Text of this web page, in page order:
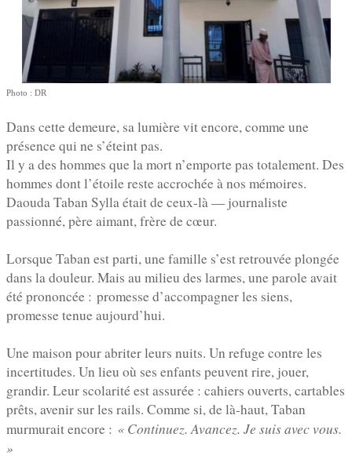
Photo : DR
Dans cette demeure, sa lumière vit encore, comme une
présence qui ne s’éteint pas.
Il y a des hommes que la mort n’emporte pas totalement. Des
hommes dont l’étoile reste accrochée à nos mémoires.
Daouda Taban Sylla était de ceux-là — journaliste
passionné, père aimant, frère de cœur.
Lorsque Taban est parti, une famille s’est retrouvée plongée
dans la douleur. Mais au milieu des larmes, une parole avait
été prononcée : promesse d’accompagner les siens,
promesse tenue aujourd’hui.
Une maison pour abriter leurs nuits. Un refuge contre les
incertitudes. Un lieu où ses enfants peuvent rire, jouer,
grandir. Leur scolarité est assurée : cahiers ouverts, cartables
prêts, avenir sur les rails. Comme si, de là-haut, Taban
murmurait encore : « Continuez. Avancez. Je suis avec vous.
»